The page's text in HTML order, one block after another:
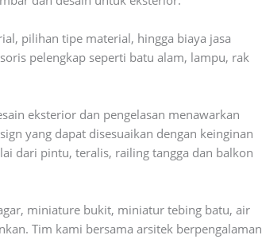
pilihan tipe material, hingga biaya jasa
pelengkap seperti batu alam, lampu, rak
eksterior dan pengelasan menawarkan
yang dapat disesuaikan dengan keinginan
dari pintu, teralis, railing tangga dan balkon
miniature bukit, miniatur tebing batu, air
Tim kami bersama arsitek berpengalaman